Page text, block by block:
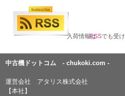
入荷情報はRSSでも受
中古機ドットコム - chukoki.com -
運営会社 アタリス株式会社
【本社】